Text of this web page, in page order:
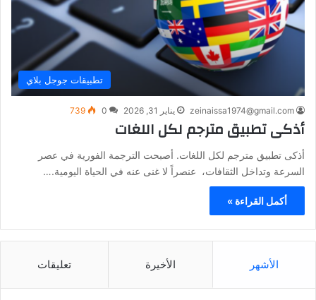
تطبيقات جوجل بلاي
zeinaissa1974@gmail.com يناير 31, 2026 0
739
أذكى تطبيق مترجم لكل اللغات
أذكى تطبيق مترجم لكل اللغات. أصبحت الترجمة الفورية في عصر
السرعة وتداخل الثقافات، عنصراً لا غنى عنه في الحياة اليومية.…
أكمل القراءة »
الأشهر الأخيرة تعليقات